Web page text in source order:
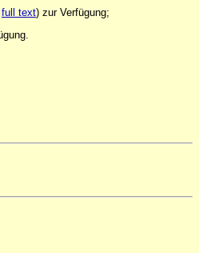
full text) zur Verfügung;